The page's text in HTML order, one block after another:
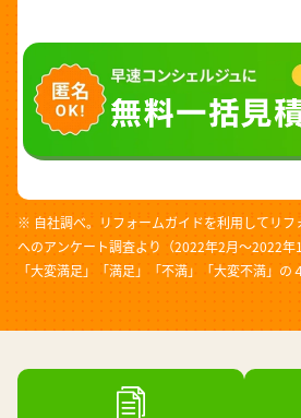
※ 自社調べ。リフォームガイドを利用してリフ
へのアンケート調査より（2022年2月～2022
「大変満足」「満足」「不満」「大変不満」の